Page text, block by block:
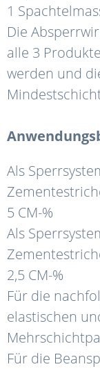
1
Die
alle 3
werden und
Als
5 CM-%
Als
2,5 CM-%
Für die
elastischen
Für die